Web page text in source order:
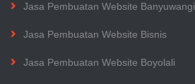
Jasa Pembuatan Website Banyuwangi
Jasa Pembuatan Website Bisnis
Jasa Pembuatan Website Boyolali